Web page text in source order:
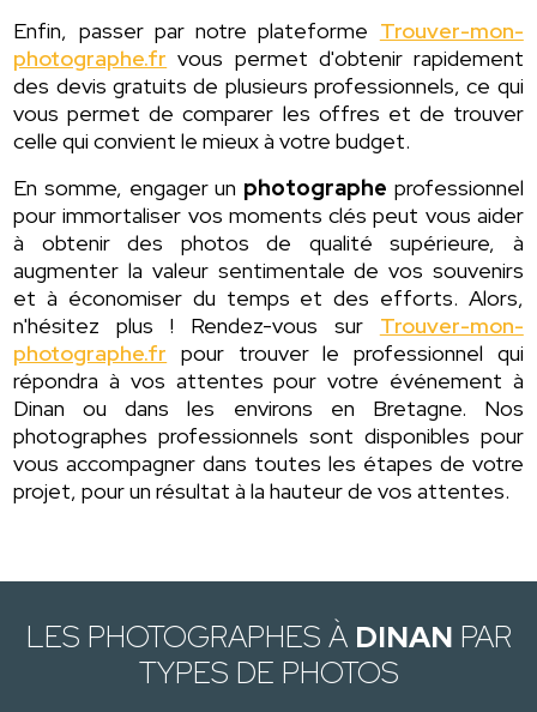
Enfin, passer par notre plateforme Trouver-mon-
photographe.fr vous permet d'obtenir rapidement
des devis gratuits de plusieurs professionnels, ce qui
vous permet de comparer les offres et de trouver
celle qui convient le mieux à votre budget.
En somme, engager un photographe professionnel
pour immortaliser vos moments clés peut vous aider
à obtenir des photos de qualité supérieure, à
augmenter la valeur sentimentale de vos souvenirs
et à économiser du temps et des efforts. Alors,
n'hésitez plus ! Rendez-vous sur Trouver-mon-
photographe.fr pour trouver le professionnel qui
répondra à vos attentes pour votre événement à
Dinan ou dans les environs en Bretagne. Nos
photographes professionnels sont disponibles pour
vous accompagner dans toutes les étapes de votre
projet, pour un résultat à la hauteur de vos attentes.
LES PHOTOGRAPHES À DINAN PAR
TYPES DE PHOTOS